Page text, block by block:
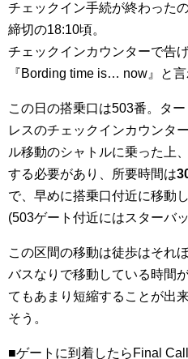
チェックイン手続が終わった
締切の18:10頃。
チェックインカウンターで告
『Bording time is… now』と
この日の搭乗口は503番。タ
レスのチェックインカウンタ
ル移動のシャトルに乗った上
する必要があり、所要時間は
で、早めに搭乗口付近に移動
(503ゲート付近にはスターバ
この区間の移動は徒歩はそれ
バスなりで移動している時間
てもあまり短縮することが出
そう。
■ゲートに到着したらFinal